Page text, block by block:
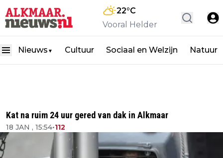
22°C
Vooral Helder
Nieuws ▼ Cultuur Sociaal en Welzijn Natuur
Kat na ruim 24 uur gered van dak in Alkmaar
18 JAN , 15:54•112